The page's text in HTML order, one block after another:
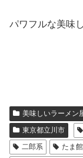
パワフルな美味
美味しいラーメン
東京都立川市
二郎系
たま館